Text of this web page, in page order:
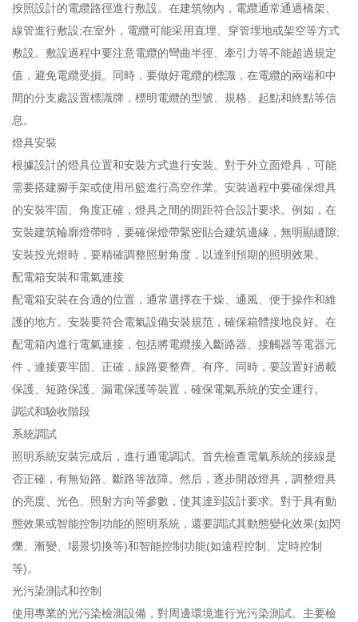
按照設計的電纜路徑進行敷設。在建筑物內，電纜通常通過橋架、
線管進行敷設;在室外，電纜可能采用直埋、穿管埋地或架空等方式
敷設。敷設過程中要注意電纜的彎曲半徑、牽引力等不能超過規定
值，避免電纜受損。同時，要做好電纜的標識，在電纜的兩端和中
間的分支處設置標識牌，標明電纜的型號、規格、起點和終點等信
息。
燈具安裝
根據設計的燈具位置和安裝方式進行安裝。對于外立面燈具，可能
需要搭建腳手架或使用吊籃進行高空作業。安裝過程中要確保燈具
的安裝牢固、角度正確，燈具之間的間距符合設計要求。例如，在
安裝建筑輪廓燈帶時，要確保燈帶緊密貼合建筑邊緣，無明顯縫隙;
安裝投光燈時，要精確調整照射角度，以達到預期的照明效果。
配電箱安裝和電氣連接
配電箱安裝在合適的位置，通常選擇在干燥、通風、便于操作和維
護的地方。安裝要符合電氣設備安裝規范，確保箱體接地良好。在
配電箱內進行電氣連接，包括將電纜接入斷路器、接觸器等電器元
件，連接要牢固、正確，線路要整齊、有序。同時，要設置好過載
保護、短路保護、漏電保護等裝置，確保電氣系統的安全運行。
調試和驗收階段
系統調試
照明系統安裝完成后，進行通電調試。首先檢查電氣系統的接線是
否正確，有無短路、斷路等故障。然后，逐步開啟燈具，調整燈具
的亮度、光色、照射方向等參數，使其達到設計要求。對于具有動
態效果或智能控制功能的照明系統，還要調試其動態變化效果(如閃
爍、漸變、場景切換等)和智能控制功能(如遠程控制、定時控制
等)。
光污染測試和控制
使用專業的光污染檢測設備，對周邊環境進行光污染測試。主要檢